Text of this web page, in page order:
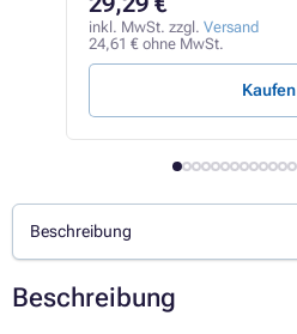
inkl. MwSt. zzgl. Versand
24,61 € ohne MwSt.
Kaufen
Beschreibung
Beschreibung